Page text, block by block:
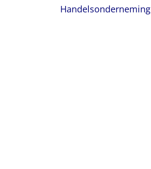
Handelsonderneming